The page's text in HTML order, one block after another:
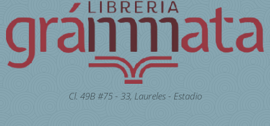
Cl. 49B #75 - 33, Laureles - Estadio